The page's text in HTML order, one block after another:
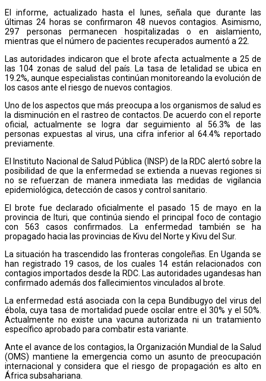
El informe, actualizado hasta el lunes, señala que durante las
últimas 24 horas se confirmaron 48 nuevos contagios. Asimismo,
297 personas permanecen hospitalizadas o en aislamiento,
mientras que el número de pacientes recuperados aumentó a 22.
Las autoridades indicaron que el brote afecta actualmente a 25 de
las 104 zonas de salud del país. La tasa de letalidad se ubica en
19.2%, aunque especialistas continúan monitoreando la evolución de
los casos ante el riesgo de nuevos contagios.
Uno de los aspectos que más preocupa a los organismos de salud es
la disminución en el rastreo de contactos. De acuerdo con el reporte
oficial, actualmente se logra dar seguimiento al 56.3% de las
personas expuestas al virus, una cifra inferior al 64.4% reportado
previamente.
El Instituto Nacional de Salud Pública (INSP) de la RDC alertó sobre la
posibilidad de que la enfermedad se extienda a nuevas regiones si
no se refuerzan de manera inmediata las medidas de vigilancia
epidemiológica, detección de casos y control sanitario.
El brote fue declarado oficialmente el pasado 15 de mayo en la
provincia de Ituri, que continúa siendo el principal foco de contagio
con 563 casos confirmados. La enfermedad también se ha
propagado hacia las provincias de Kivu del Norte y Kivu del Sur.
La situación ha trascendido las fronteras congoleñas. En Uganda se
han registrado 19 casos, de los cuales 14 están relacionados con
contagios importados desde la RDC. Las autoridades ugandesas han
confirmado además dos fallecimientos vinculados al brote.
La enfermedad está asociada con la cepa Bundibugyo del virus del
ébola, cuya tasa de mortalidad puede oscilar entre el 30% y el 50%.
Actualmente no existe una vacuna autorizada ni un tratamiento
específico aprobado para combatir esta variante.
Ante el avance de los contagios, la Organización Mundial de la Salud
(OMS) mantiene la emergencia como un asunto de preocupación
internacional y considera que el riesgo de propagación es alto en
África subsahariana.